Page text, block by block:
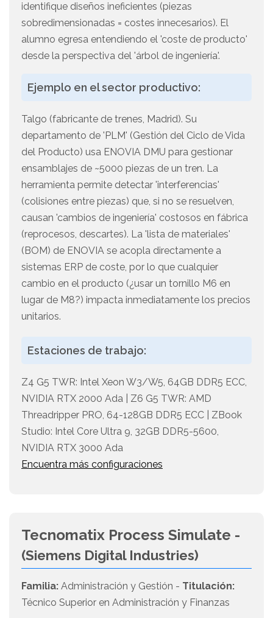
identifique diseños ineficientes (piezas
sobredimensionadas = costes innecesarios). El
alumno egresa entendiendo el 'coste de producto'
desde la perspectiva del 'árbol de ingeniería'.
Ejemplo en el sector productivo:
Talgo (fabricante de trenes, Madrid). Su
departamento de 'PLM' (Gestión del Ciclo de Vida
del Producto) usa ENOVIA DMU para gestionar
ensamblajes de ~5000 piezas de un tren. La
herramienta permite detectar 'interferencias'
(colisiones entre piezas) que, si no se resuelven,
causan 'cambios de ingeniería' costosos en fábrica
(reprocesos, descartes). La 'lista de materiales'
(BOM) de ENOVIA se acopla directamente a
sistemas ERP de coste, por lo que cualquier
cambio en el producto (¿usar un tornillo M6 en
lugar de M8?) impacta inmediatamente los precios
unitarios.
Estaciones de trabajo:
Z4 G5 TWR: Intel Xeon W3/W5, 64GB DDR5 ECC,
NVIDIA RTX 2000 Ada | Z6 G5 TWR: AMD
Threadripper PRO, 64-128GB DDR5 ECC | ZBook
Studio: Intel Core Ultra 9, 32GB DDR5-5600,
NVIDIA RTX 3000 Ada
Encuentra más configuraciones
Tecnomatix Process Simulate -
(Siemens Digital Industries)
Familia: Administración y Gestión - Titulación:
Técnico Superior en Administración y Finanzas